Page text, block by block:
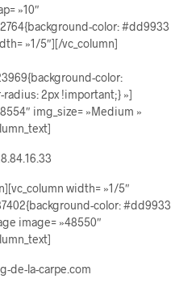
»10″
color: #dd9933
»1/5″][/vc_column]
color:
2px !important;} »]
img_size= »Medium »
width= »1/5″
color: #dd9933
image= »48550″
de-la-carpe.com